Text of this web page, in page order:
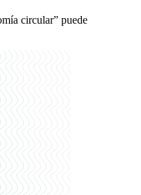
circular” puede